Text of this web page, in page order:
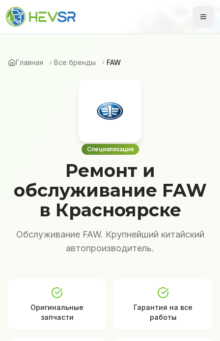
Главная Все бренды FAW
Специализация
Ремонт и
обслуживание FAW
в Красноярске
Обслуживание FAW. Крупнейший китайский
автопроизводитель.
Оригинальные
запчасти
Гарантия на все
работы